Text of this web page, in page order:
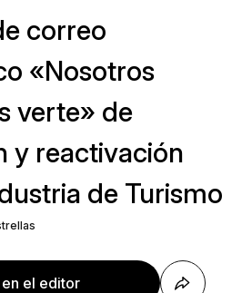
correo
«Nosotros
verte» de
y reactivación
de Turismo
en el editor